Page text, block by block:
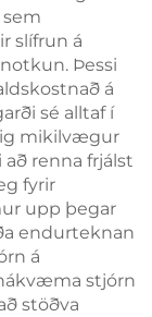
slífrun á
Þessi
á
sé alltaf í
mikilvægur
renna frjálst
fyrir
upp þegar
endurteknan
á
stjórn
stöðva